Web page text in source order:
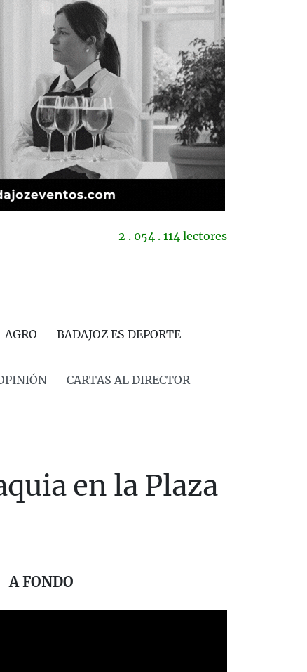
2 . 054 . 114 lectores
AGRO BADAJOZ ES DEPORTE
CARTAS AL DIRECTOR
en la Plaza
A FONDO